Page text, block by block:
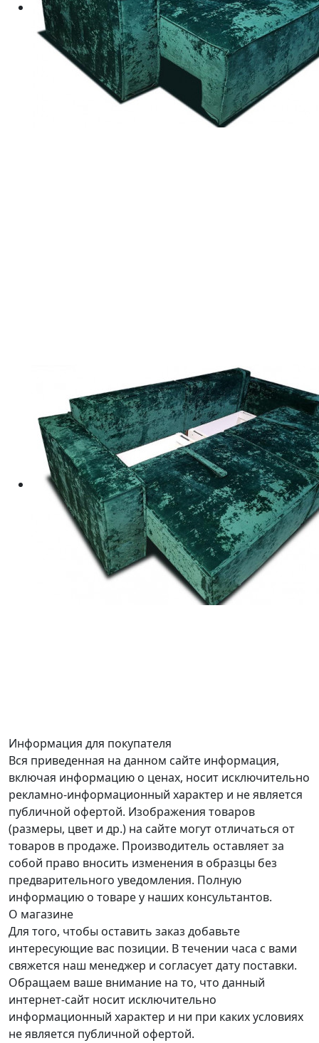
Информация для покупателя
Вся приведенная на данном сайте информация,
включая информацию о ценах, носит исключительно
рекламно-информационный характер и не является
публичной офертой. Изображения товаров
(размеры, цвет и др.) на сайте могут отличаться от
товаров в продаже. Производитель оставляет за
собой право вносить изменения в образцы без
предварительного уведомления. Полную
информацию о товаре у наших консультантов.
О магазине
Для того, чтобы оставить заказ добавьте
интересующие вас позиции. В течении часа с вами
свяжется наш менеджер и согласует дату поставки.
Обращаем ваше внимание на то, что данный
интернет-сайт носит исключительно
информационный характер и ни при каких условиях
не является публичной офертой.